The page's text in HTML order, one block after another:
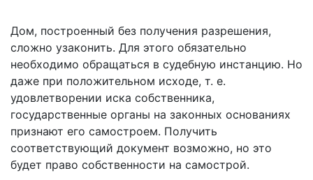
Дом, построенный без получения разрешения,
сложно узаконить. Для этого обязательно
необходимо обращаться в судебную инстанцию. Но
даже при положительном исходе, т. е.
удовлетворении иска собственника,
государственные органы на законных основаниях
признают его самостроем. Получить
соответствующий документ возможно, но это
будет право собственности на самострой.